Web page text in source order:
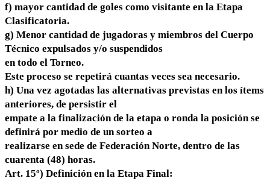
f) mayor cantidad de goles como visitante en la Etapa
Clasificatoria.
g) Menor cantidad de jugadoras y miembros del Cuerpo
Técnico expulsados y/o suspendidos
en todo el Torneo.
Este proceso se repetirá cuantas veces sea necesario.
h) Una vez agotadas las alternativas previstas en los ítems
anteriores, de persistir el
empate a la finalización de la etapa o ronda la posición se
definirá por medio de un sorteo a
realizarse en sede de Federación Norte, dentro de las
cuarenta (48) horas.
Art. 15º) Definición en la Etapa Final: